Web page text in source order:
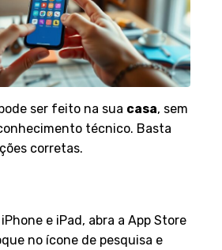
ser feito na sua casa, sem
técnico. Basta
corretas.
e iPad, abra a App Store
no ícone de pesquisa e